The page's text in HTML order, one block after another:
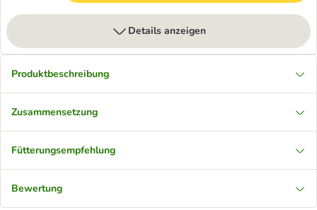
Details anzeigen
Produktbeschreibung
Zusammensetzung
Fütterungsempfehlung
Bewertung